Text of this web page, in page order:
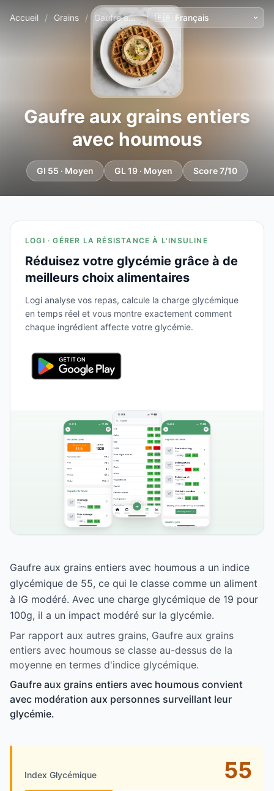
Accueil / Grains / Gaufre aux grains entiers avec houmous
Gaufre aux grains entiers
avec houmous
GI 55 · Moyen GL 19 · Moyen Score 7/10
LOGI · GÉRER LA RÉSISTANCE À L'INSULINE
Réduisez votre glycémie grâce à de
meilleurs choix alimentaires
Logi analyse vos repas, calcule la charge glycémique
en temps réel et vous montre exactement comment
chaque ingrédient affecte votre glycémie.
Gaufre aux grains entiers avec houmous a un indice
glycémique de 55, ce qui le classe comme un aliment
à IG modéré. Avec une charge glycémique de 19 pour
100g, il a un impact modéré sur la glycémie.
Par rapport aux autres grains, Gaufre aux grains
entiers avec houmous se classe au-dessus de la
moyenne en termes d'indice glycémique.
Gaufre aux grains entiers avec houmous convient
avec modération aux personnes surveillant leur
glycémie.
Index Glycémique 55